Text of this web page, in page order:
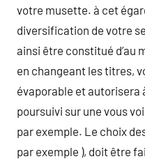
votre musette. à cet
diversification de votre
ainsi être constitué d’au
en changeant les titres,
évaporable et autorisera
poursuivi sur une vous
par exemple. Le choix
par exemple ), doit être